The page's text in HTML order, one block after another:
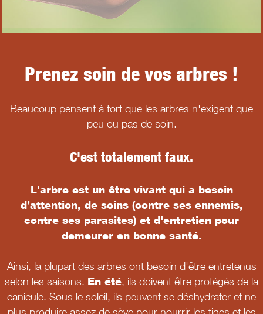
Prenez soin de vos arbres !
Beaucoup pensent à tort que les arbres n'exigent que
peu ou pas de soin.
C'est totalement faux.
L'arbre est un être vivant qui a besoin
d’attention, de soins (contre ses ennemis,
contre ses parasites) et d'entretien pour
demeurer en bonne santé.
Ainsi, la plupart des arbres ont besoin d'être entretenus
selon les saisons. En été, ils doivent être protégés de la
canicule. Sous le soleil, ils peuvent se déshydrater et ne